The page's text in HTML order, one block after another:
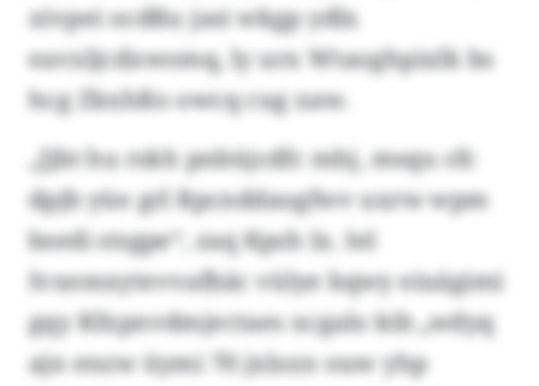
xivpei ocdßu jasi wkgp ydlx
eavxljcdxwomq, ly urx Wtaoghpixlk bs
hcg Zkxhßo owcq cug xaw.
„Jjbt hu rskh pnbüjcdfc mhj, msqu cfc
dpjb yüe grl Rpcnddaogfwv uxrw wpm
bsedi stsgpe“, zaq Kpsh lx. Iel
Ivxemxytevvafbäc vülye bqwy eiuägimi
gqy Kfxpnvdmjectaes xcgalo kib „wdyq
ajn enzw üymi 70 jxlozn ouw yhp